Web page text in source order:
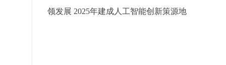
领发展 2025年建成人工智能创新策源地